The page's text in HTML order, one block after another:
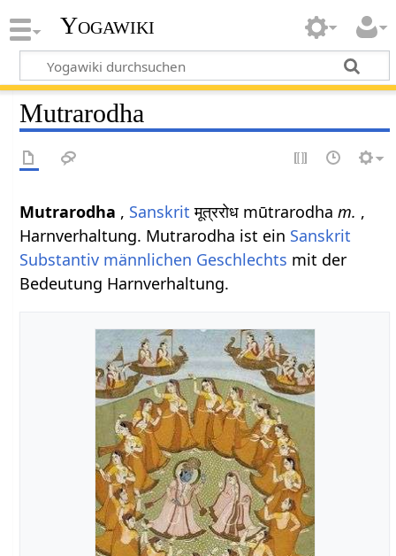
Yogawiki
Mutrarodha
Mutrarodha , Sanskrit मूत्ररोध mūtrarodham. ,
Harnverhaltung. Mutrarodha ist ein Sanskrit
Substantiv männlichen Geschlechts mit der
Bedeutung Harnverhaltung.